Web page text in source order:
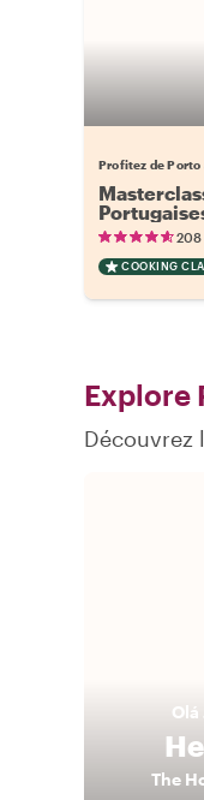
Profitez de Porto
208
COOKING
Explore
Découvrez
Olá
The